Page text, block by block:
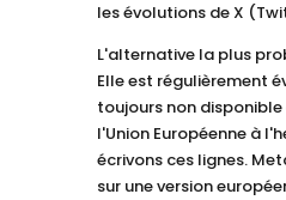
les évolutions de X
L'alternative la plus
Elle est régulièrement
toujours non disponible
l'Union Européenne à
écrivons ces lignes.
sur une version